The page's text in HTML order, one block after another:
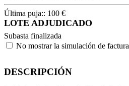
Última puja:: 100 €
LOTE ADJUDICADO
Subasta finalizada
No mostrar la simulación de factura
DESCRIPCIÓN